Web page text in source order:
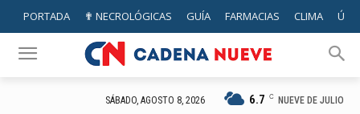
PORTADA ✟ NECROLÓGICAS GUÍA FARMACIAS CLIMA
SÁBADO, AGOSTO 8, 2026 6.7 C NUEVE DE JULIO